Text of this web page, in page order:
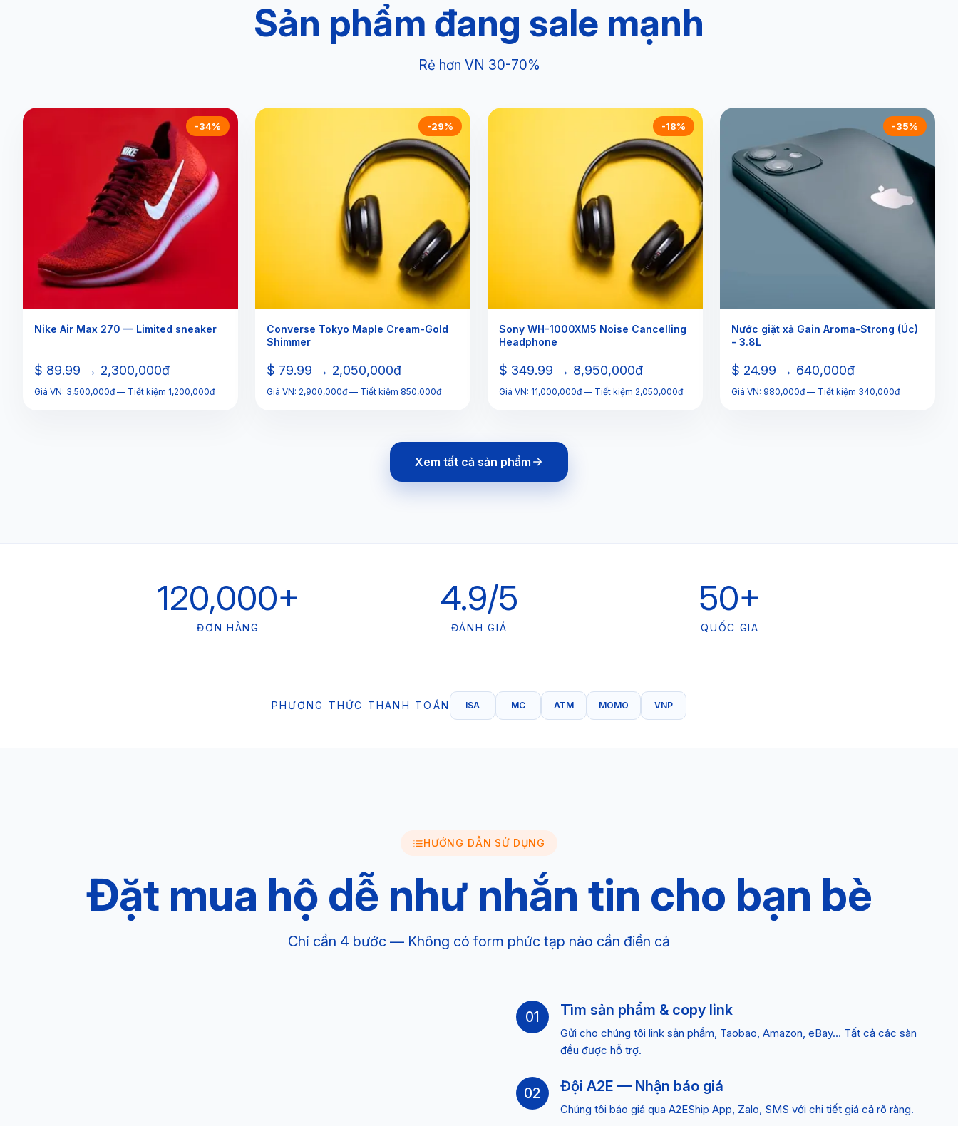
Sản phẩm đang sale mạnh
Rẻ hơn VN 30-70%
-34%
Nike Air Max 270 — Limited sneaker
$ 89.99 → 2,300,000đ
Giá VN: 3,500,000đ — Tiết kiệm 1,200,000đ
-29%
Converse Tokyo Maple Cream-Gold
Shimmer
$ 79.99 → 2,050,000đ
Giá VN: 2,900,000đ — Tiết kiệm 850,000đ
-18%
Sony WH-1000XM5 Noise Cancelling
Headphone
$ 349.99 → 8,950,000đ
Giá VN: 11,000,000đ — Tiết kiệm 2,050,000đ
-35%
Nước giặt xả Gain Aroma-Strong (Úc)
- 3.8L
$ 24.99 → 640,000đ
Giá VN: 980,000đ — Tiết kiệm 340,000đ
Xem tất cả sản phẩm
120,000+
ĐƠN HÀNG
4.9/5
ĐÁNH GIÁ
50+
QUỐC GIA
PHƯƠNG THỨC THANH TOÁN ISA MC ATM MOMO VNP
HƯỚNG DẪN SỬ DỤNG
Đặt mua hộ dễ như nhắn tin cho bạn bè
Chỉ cần 4 bước — Không có form phức tạp nào cần điền cả
01 Tìm sản phẩm & copy link
Gửi cho chúng tôi link sản phẩm, Taobao, Amazon, eBay… Tất cả các sàn
đều được hỗ trợ.
02 Đội A2E — Nhận báo giá
Chúng tôi báo giá qua A2EShip App, Zalo, SMS với chi tiết giá cả rõ ràng.